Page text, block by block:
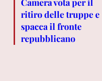
Camera vota per il
ritiro delle truppe e
spacca il fronte
repubblicano